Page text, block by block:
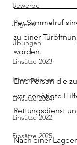
Bewerbe
Jugend
Übungen
Einsätze 2023
Informationen
Einsätze 2024
Einsätze 2022
Einsätze 2025
Per Sammelruf
zu einer
worden.
Eine Person die
war benötigte
Rettungsdienst
Nach einer